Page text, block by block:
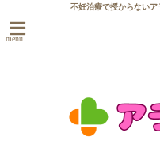
不妊治療で授からない
menu